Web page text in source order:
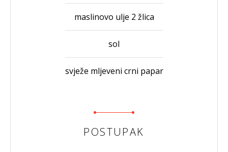
maslinovo ulje 2 žlica
sol
svježe mljeveni crni papar
POSTUPAK